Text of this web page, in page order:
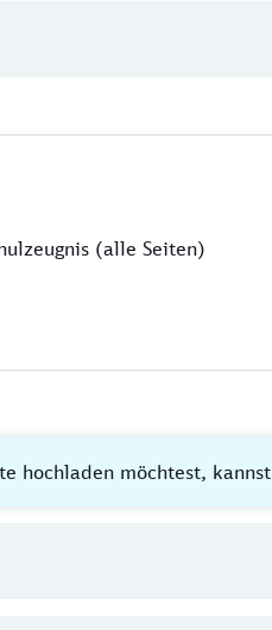
(alle Seiten)
hochladen möchtest,